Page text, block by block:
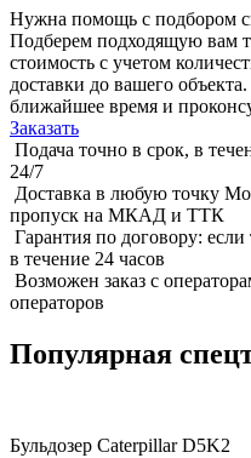
Нужна помощь с подбором
Подберем подходящую вам
стоимость с учетом
доставки до вашего
ближайшее время и
Заказать
Подача точно в срок, в
24/7
Доставка в любую точку
пропуск на МКАД и ТТК
Гарантия по договору:
в течение 24 часов
Возможен заказ с
операторов
Популярная
Бульдозер Caterpillar D5K2